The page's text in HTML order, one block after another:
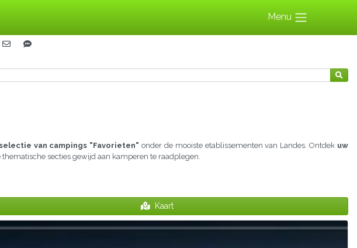
Menu
van campings "Favorieten" onder de mooiste etablissementen van Landes. Ontdek uw
secties gewijd aan kamperen te raadplegen.
Kaart